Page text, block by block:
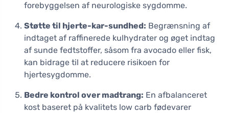
forebyggelsen af neurologiske sygdomme.
Støtte til hjerte-kar-sundhed: Begrænsning af
indtaget af raffinerede kulhydrater og øget indtag
af sunde fedtstoffer, såsom fra avocado eller fisk,
kan bidrage til at reducere risikoen for
hjertesygdomme.
Bedre kontrol over madtrang: En afbalanceret
kost baseret på kvalitets low carb fødevarer